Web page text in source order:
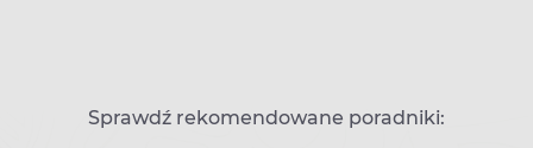
Sprawdź rekomendowane poradniki: